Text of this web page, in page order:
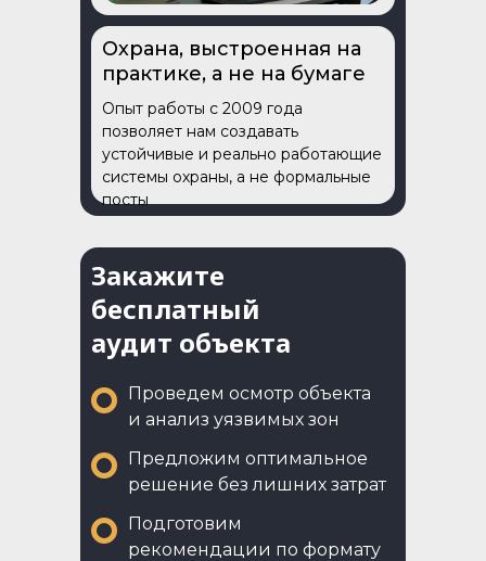
Охрана, выстроенная на
практике, а не на бумаге
Опыт работы с 2009 года
позволяет нам создавать
устойчивые и реально работающие
системы охраны, а не формальные
посты
Закажите
бесплатный
аудит объекта
Проведем осмотр объекта
и анализ уязвимых зон
Подготовим
рекомендации по формату
Предложим оптимальное
решение без лишних затрат